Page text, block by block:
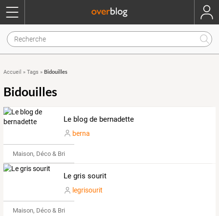
Accueil » Tags » Bidouilles
Bidouilles
Le blog de bernadette
berna
Maison, Déco & Bricolage
Le gris sourit
legrisourit
Maison, Déco & Bricolage